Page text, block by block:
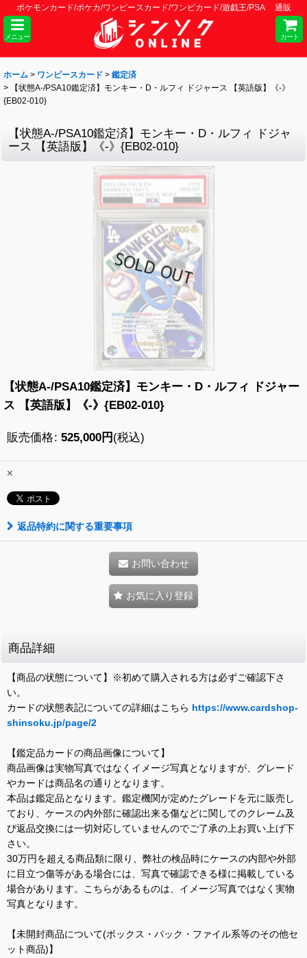
ポケモンカード/ポケカ/ワンピースカード/ワンピカード/遊戯王/PSA 通販
メニュー カート
ホーム > ワンピースカード > 鑑定済
>
【状態A-/PSA10鑑定済】モンキー・D・ルフィ ドジャース 【英語版】《-》
{EB02-010}
【状態A-/PSA10鑑定済】モンキー・D・ルフィ ドジャ
ース 【英語版】《-》{EB02-010}
【状態A-/PSA10鑑定済】モンキー・D・ルフィ ドジャー
ス 【英語版】《-》{EB02-010}
販売価格: 525,000円 (税込)
×
返品特約に関する重要事項
お問い合わせ
お気に入り登録
商品詳細
【商品の状態について】※初めて購入される方は必ずご確認下さ
い。
カードの状態表記についての詳細はこちら https://www.cardshop-
shinsoku.jp/page/2
【鑑定品カードの商品画像について】
商品画像は実物写真ではなくイメージ写真となりますが、グレード
やカードは商品名の通りとなります。
本品は鑑定品となります。鑑定機関が定めたグレードを元に販売し
ており、ケースの内外部に確認出来る傷などに関してのクレーム及
び返品交換には一切対応していませんのでご了承の上お買い上げ下
さい。
30万円を超える商品類に限り、弊社の検品時にケースの内部や外部
に目立つ傷等がある場合には、写真で確認できる様に掲載している
場合があります。こちらがあるものは、イメージ写真ではなく実物
写真となります。
【未開封商品について(ボックス・パック・ファイル系等のその他セ
ット商品)】